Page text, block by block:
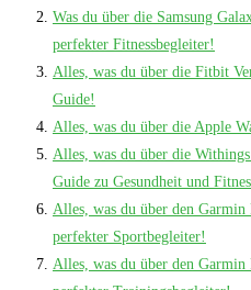
Was du über die Samsung
perfekter Fitnessbegleiter!
Alles, was du über die Fitbit
Guide!
Alles, was du über die Apple
Alles, was du über die
Guide zu Gesundheit und
Alles, was du über den
perfekter Sportbegleiter!
Alles, was du über den